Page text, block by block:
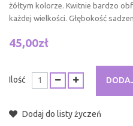
żółtym kolorze. Kwitnie bardzo
każdej wielkości. Głębokość
45,00zł
Ilość
Dodaj do listy życzeń